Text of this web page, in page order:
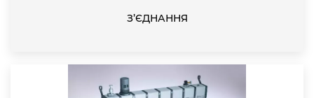
З’ЄДНАННЯ